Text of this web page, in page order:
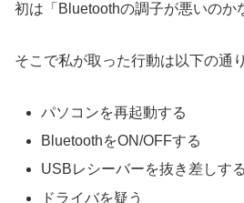
初は「Bluetoothの調子が悪いのか
そこで私が取った行動は以下の通
パソコンを再起動する
BluetoothをON/OFFする
USBレシーバーを抜き差しする
ドライバを疑う